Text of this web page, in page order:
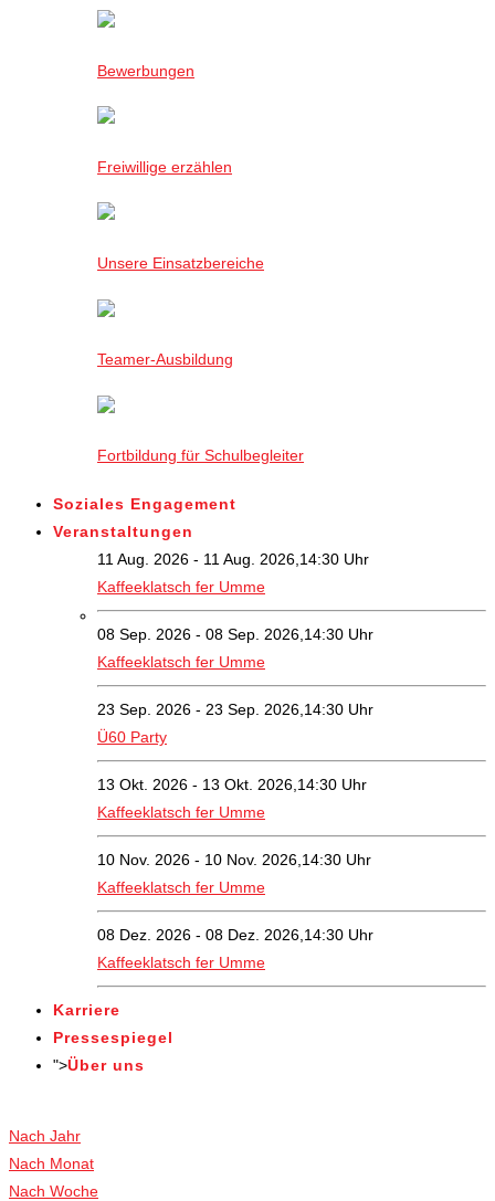
Bewerbungen
Freiwillige erzählen
Unsere Einsatzbereiche
Teamer-Ausbildung
Fortbildung für Schulbegleiter
Soziales Engagement
Veranstaltungen
11 Aug. 2026 - 11 Aug. 2026,14:30 Uhr
Kaffeeklatsch fer Umme
08 Sep. 2026 - 08 Sep. 2026,14:30 Uhr
Kaffeeklatsch fer Umme
23 Sep. 2026 - 23 Sep. 2026,14:30 Uhr
Ü60 Party
13 Okt. 2026 - 13 Okt. 2026,14:30 Uhr
Kaffeeklatsch fer Umme
10 Nov. 2026 - 10 Nov. 2026,14:30 Uhr
Kaffeeklatsch fer Umme
08 Dez. 2026 - 08 Dez. 2026,14:30 Uhr
Kaffeeklatsch fer Umme
Karriere
Pressespiegel
">Über uns
Nach Jahr
Nach Monat
Nach Woche